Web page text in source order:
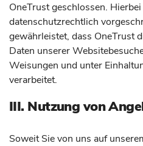
OneTrust geschlossen.
datenschutzrechtlich
gewährleistet, dass OneTrust
Daten unserer
Weisungen und unter
verarbeitet.
III. Nutzung von
Soweit Sie von uns auf